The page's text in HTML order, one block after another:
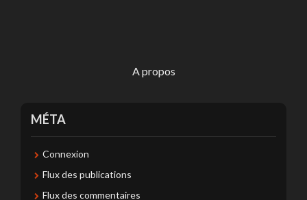
A propos
MÉTA
Connexion
Flux des publications
Flux des commentaires